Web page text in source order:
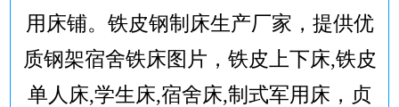
用床铺。铁皮钢制床生产厂家，提供优
质钢架宿舍铁床图片，铁皮上下床,铁皮
单人床,学生床,宿舍床,制式军用床，贞